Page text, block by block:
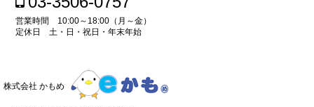
営業時間 10:00～18:00（月～金）
定休日 土・日・祝日・年末年始
株式会社 かもめ